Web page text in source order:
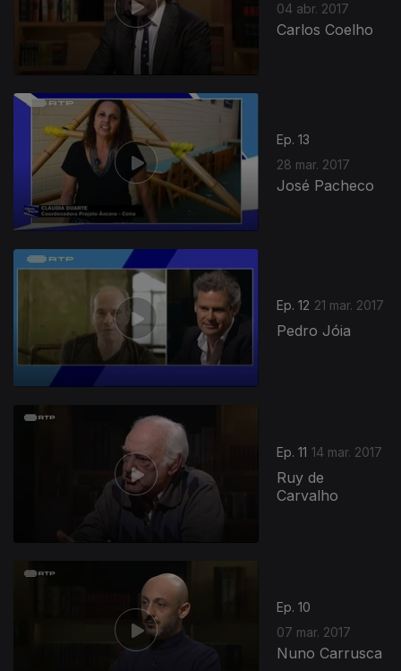
04 abr. 2017
Carlos Coelho
Ep. 13
28 mar. 2017
José Pacheco
Ep. 12 21 mar. 2017
Pedro Jóia
Ep. 11 14 mar. 2017
Ruy de
Carvalho
Ep. 10
07 mar. 2017
Nuno Carrusca